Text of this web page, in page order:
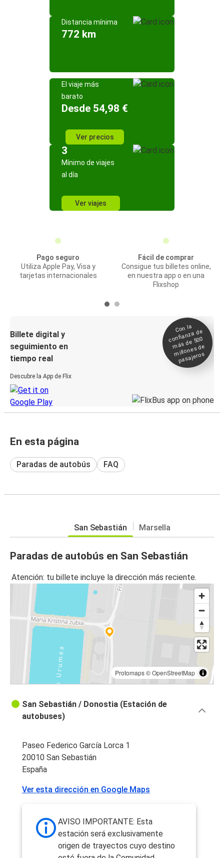
Distancia mínima
772 km
El viaje más
barato
Desde 54,98 €
Ver precios
3
Mínimo de viajes
al día
Ver viajes
Pago seguro
Utiliza Apple Pay, Visa y
tarjetas internacionales
Fácil de comprar
Consigue tus billetes online,
en nuestra app o en una
Flixshop
Billete digital y
seguimiento en
tiempo real
Descubre la App de Flix
Con la
confianza de
más de 500
millones de
pasajeros
En esta página
Paradas de autobús FAQ
San Sebastián Marsella
Paradas de autobús en San Sebastián
Atención: tu billete incluye la dirección más reciente.
Protomaps©OpenStreetMap
San Sebastián / Donostia (Estación de
autobuses)
Paseo Federico García Lorca 1
20010 San Sebastián
España
Ver esta dirección en Google Maps
AVISO IMPORTANTE: Esta
estación será exclusivamente
origen de trayectos cuyo destino